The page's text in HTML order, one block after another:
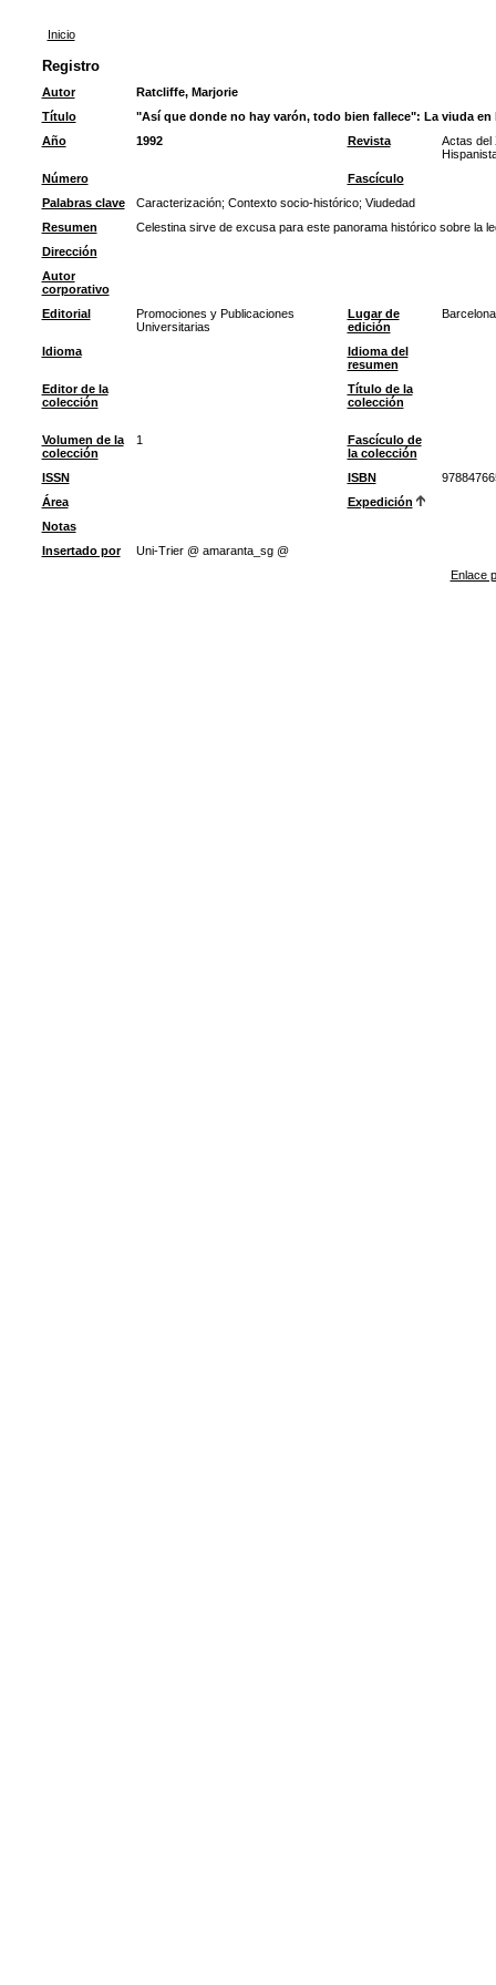
Inicio
Registro
Autor
Ratcliffe, Marjorie
Título
"Así que donde no hay varón, todo bien fallece": La viuda en
Año
1992 Revista
Actas del
Número
Fascículo
Palabras clave
Caracterización; Contexto socio-histórico; Viudedad
Resumen
Celestina sirve de excusa para este panorama histórico sobre la
Dirección
Autor
corporativo
Editorial
Promociones y Publicaciones
Universitarias
Lugar de
edición
Barcelona
Idioma
Idioma del
resumen
Editor de la
colección
Título de la
colección
Volumen de la
colección
1
Fascículo de
la colección
ISSN
ISBN
Área
Expedición
Notas
Insertado por
Uni-Trier @ amaranta_sg @
Enlace